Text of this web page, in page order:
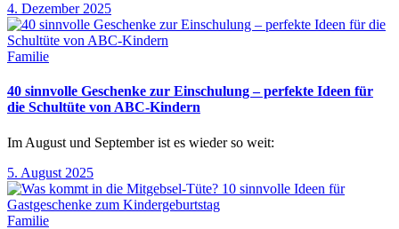
4. Dezember 2025
Familie
40 sinnvolle Geschenke zur Einschulung – perfekte Ideen für
die Schultüte von ABC-Kindern
Im August und September ist es wieder so weit:
5. August 2025
Familie